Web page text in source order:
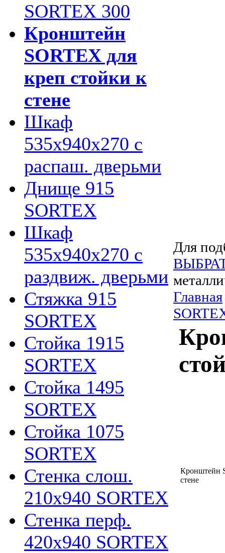
SORTEX 300
Кронштейн
SORTEX для
креп стойки к
стене
Шкаф
535х940х270 с
распаш. дверьми
Днище 915
SORTEX
Шкаф
535х940х270 с
раздвиж. дверьми
Стяжка 915
SORTEX
Стойка 1915
SORTEX
Стойка 1495
SORTEX
Стойка 1075
SORTEX
Стенка слош.
210х940 SORTEX
Стенка перф.
420х940 SORTEX
Для
Главная
Кронштейн
стене